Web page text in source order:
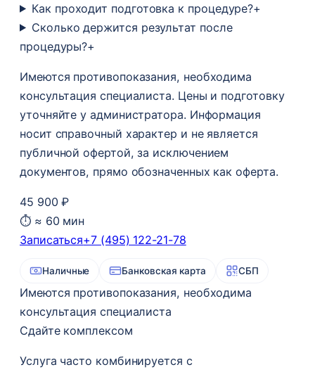
Как проходит подготовка к процедуре?+
Сколько держится результат после
процедуры?+
Имеются противопоказания, необходима
консультация специалиста. Цены и подготовку
уточняйте у администратора. Информация
носит справочный характер и не является
публичной офертой, за исключением
документов, прямо обозначенных как оферта.
45 900 ₽
⏱ ≈ 60 мин
Записаться+7 (495) 122-21-78
Наличные Банковская карта СБП
Имеются противопоказания, необходима
консультация специалиста
Сдайте комплексом
Услуга часто комбинируется с